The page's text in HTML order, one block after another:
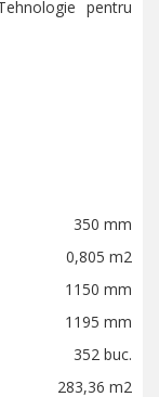
pentru
350 mm
0,805 m2
1150 mm
1195 mm
352 buc.
283,36 m2